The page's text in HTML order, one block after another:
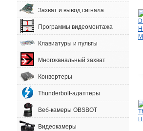
Захват и вывод сигнала
Программы видеомонтажа
Клавиатуры и пульты
Многоканальный захват
Конвертеры
Thunderbolt-адаптеры
Веб-камеры OBSBOT
Видеокамеры